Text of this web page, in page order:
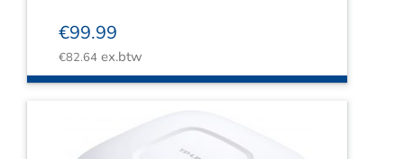
€99.99
€82.64 ex.btw